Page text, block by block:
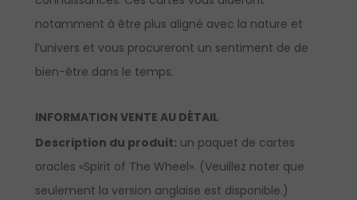
notamment à être plus aligné avec la nature et
l’univers et vous procureront un sentiment de de
bien-être dans le temps.
INFORMATION VENTE AU DÉTAIL
Description du produit: un paquet de cartes
oracles «Spirit of The Wheel». (Veuillez noter que
seulement la version anglaise est disponible.)